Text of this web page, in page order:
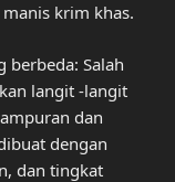
krim khas.
berbeda: Salah
langit -langit
dan
dengan
dan tingkat